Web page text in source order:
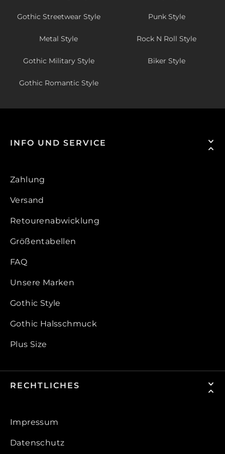
Gothic Streetwear Style Punk Style
Metal Style Rock N Roll Style
Gothic Military Style Biker Style
Gothic Romantic Style
INFO UND SERVICE
Zahlung
Versand
Retourenabwicklung
Größentabellen
FAQ
Unsere Marken
Gothic Style
Gothic Halsschmuck
Plus Size
RECHTLICHES
Impressum
Datenschutz